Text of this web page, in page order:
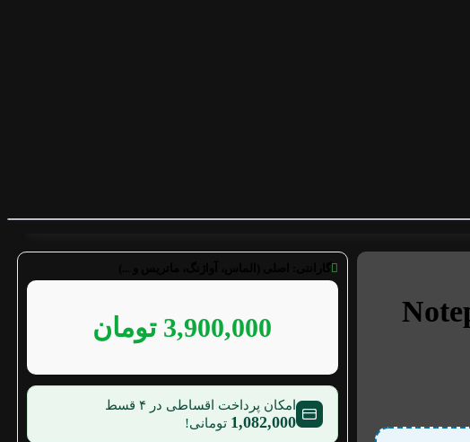
3,900,000 تومان
امکان پرداخت اقساطی در ۴ قسط
1,082,000 تومانی!